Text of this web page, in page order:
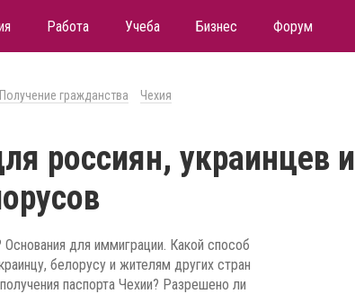
Работа Учеба Бизнес Форум
Получение гражданства Чехия
россиян, украинцев и
для иммиграции. Какой способ
белорусу и жителям других стран
паспорта Чехии? Разрешено ли